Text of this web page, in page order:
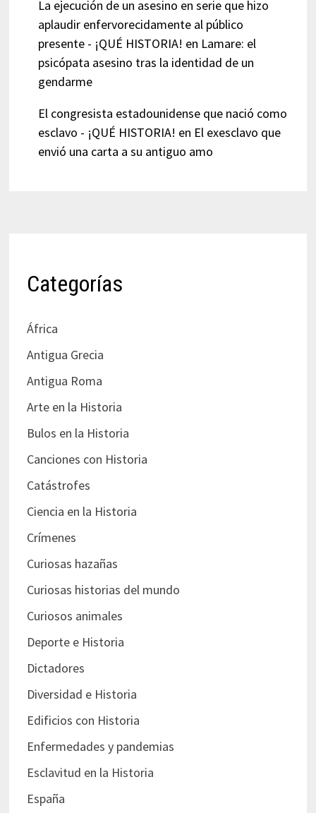
La ejecución de un asesino en serie que hizo
aplaudir enfervorecidamente al público
presente - ¡QUÉ HISTORIA! en Lamare: el
psicópata asesino tras la identidad de un
gendarme
El congresista estadounidense que nació como
esclavo - ¡QUÉ HISTORIA! en El exesclavo que
envió una carta a su antiguo amo
Categorías
África
Antigua Grecia
Antigua Roma
Arte en la Historia
Bulos en la Historia
Canciones con Historia
Catástrofes
Ciencia en la Historia
Crímenes
Curiosas hazañas
Curiosas historias del mundo
Curiosos animales
Deporte e Historia
Dictadores
Diversidad e Historia
Edificios con Historia
Enfermedades y pandemias
Esclavitud en la Historia
España